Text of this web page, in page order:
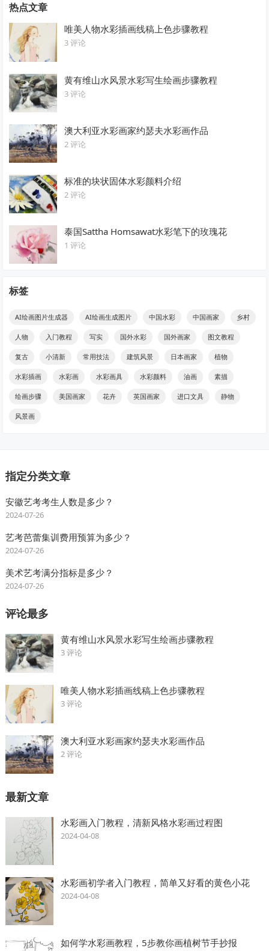
热点文章
唯美人物水彩插画线稿上色步骤教程
3 评论
黄有维山水风景水彩写生绘画步骤教程
3 评论
澳大利亚水彩画家约瑟夫水彩画作品
2 评论
标准的块状固体水彩颜料介绍
2 评论
泰国Sattha Homsawat水彩笔下的玫瑰花
1 评论
标签
AI绘画图片生成器 AI绘画生成图片 中国水彩 中国画家 乡村
人物 入门教程 写实 国外水彩 国外画家 图文教程
复古 小清新 常用技法 建筑风景 日本画家 植物
水彩插画 水彩画 水彩画具 水彩颜料 油画 素描
绘画步骤 美国画家 花卉 英国画家 进口文具 静物
风景画
指定分类文章
安徽艺考考生人数是多少？
2024-07-26
艺考芭蕾集训费用预算为多少？
2024-07-26
美术艺考满分指标是多少？
2024-07-26
评论最多
黄有维山水风景水彩写生绘画步骤教程
3 评论
唯美人物水彩插画线稿上色步骤教程
3 评论
澳大利亚水彩画家约瑟夫水彩画作品
2 评论
最新文章
水彩画入门教程，清新风格水彩画过程图
2024-04-08
水彩画初学者入门教程，简单又好看的黄色小花
2024-04-08
如何学水彩画教程，5步教你画植树节手抄报